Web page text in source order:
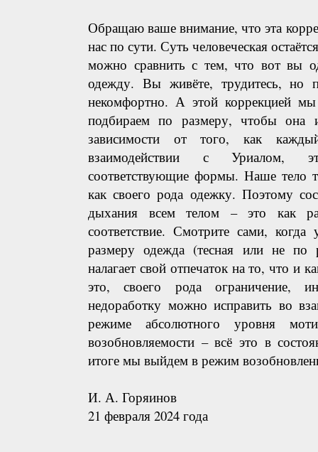
Обращаю ваше внимание, что эта
нас по сути. Суть человеческая
можно сравнить с тем, что вот вы
одежду. Вы живёте, трудитесь, но
некомфортно. А этой коррекцией
подбираем по размеру, чтобы она
зависимости от того, как
взаимодействии с Уриалом,
соответствующие формы. Наше тело
как своего рода одежку. Поэтому
дыхания всем телом – это как
соответствие. Смотрите сами,
размеру одежда (тесная или не по
налагает свой отпечаток на то, что и
это, своего рода ограничение,
недоработку можно исправить во
режиме абсолютного уровня
возобновляемости – всё это в
итоге мы выйдем в режим
И. А. Горяинов
21 февраля 2024 года